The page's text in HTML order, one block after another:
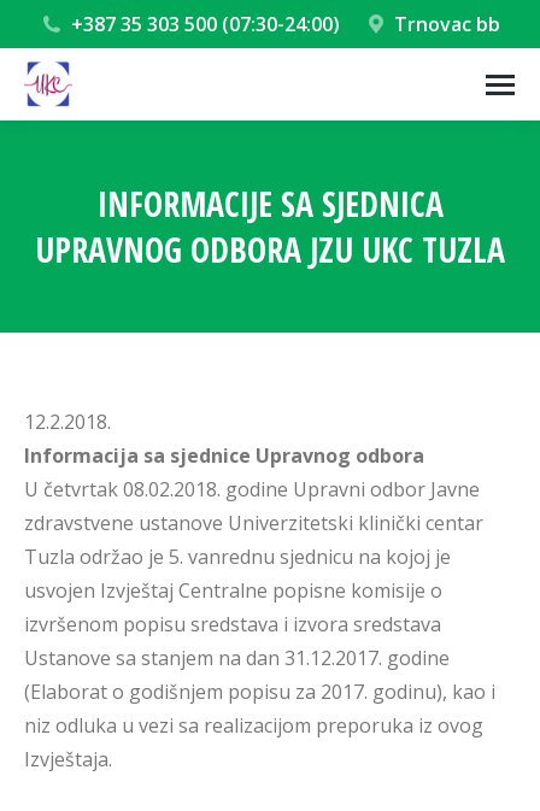
+387 35 303 500 (07:30-24:00) Trnovac bb
INFORMACIJE SA SJEDNICA
UPRAVNOG ODBORA JZU UKC TUZLA
12.2.2018.
Informacija sa sjednice Upravnog odbora
U četvrtak 08.02.2018. godine Upravni odbor Javne
zdravstvene ustanove Univerzitetski klinički centar
Tuzla održao je 5. vanrednu sjednicu na kojoj je
usvojen Izvještaj Centralne popisne komisije o
izvršenom popisu sredstava i izvora sredstava
Ustanove sa stanjem na dan 31.12.2017. godine
(Elaborat o godišnjem popisu za 2017. godinu), kao i
niz odluka u vezi sa realizacijom preporuka iz ovog
Izvještaja.